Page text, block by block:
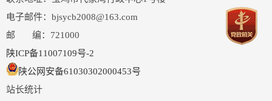
电子邮件：bjsycb2008@163.com
邮 编：721000
陕ICP备11007109号-2
陕公网安备61030302000453号
站长统计